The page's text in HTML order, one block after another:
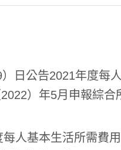
日公告2021年度每
）年5月申報綜合
人基本生活所需費